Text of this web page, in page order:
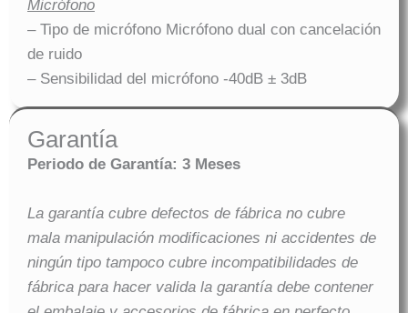
Micrófono
– Tipo de micrófono Micrófono dual con cancelación
de ruido
– Sensibilidad del micrófono -40dB ± 3dB
Garantía
Periodo de Garantía: 3 Meses
La garantía cubre defectos de fábrica no cubre
mala manipulación modificaciones ni accidentes de
ningún tipo tampoco cubre incompatibilidades de
fábrica para hacer valida la garantía debe contener